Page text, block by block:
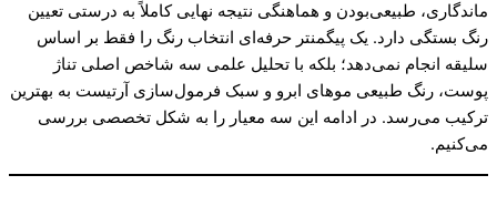
ماندگاری، طبیعی‌بودن و هماهنگی نتیجه نهایی کاملاً به درستی تعیین
رنگ بستگی دارد. یک پیگمنتر حرفه‌ای انتخاب رنگ را فقط بر اساس
سلیقه انجام نمی‌دهد؛ بلکه با تحلیل علمی سه شاخص اصلی تناژ
پوست، رنگ طبیعی موهای ابرو و سبک فرمول‌سازی آرتیست به بهترین
ترکیب می‌رسد. در ادامه این سه معیار را به شکل تخصصی بررسی
می‌کنیم.